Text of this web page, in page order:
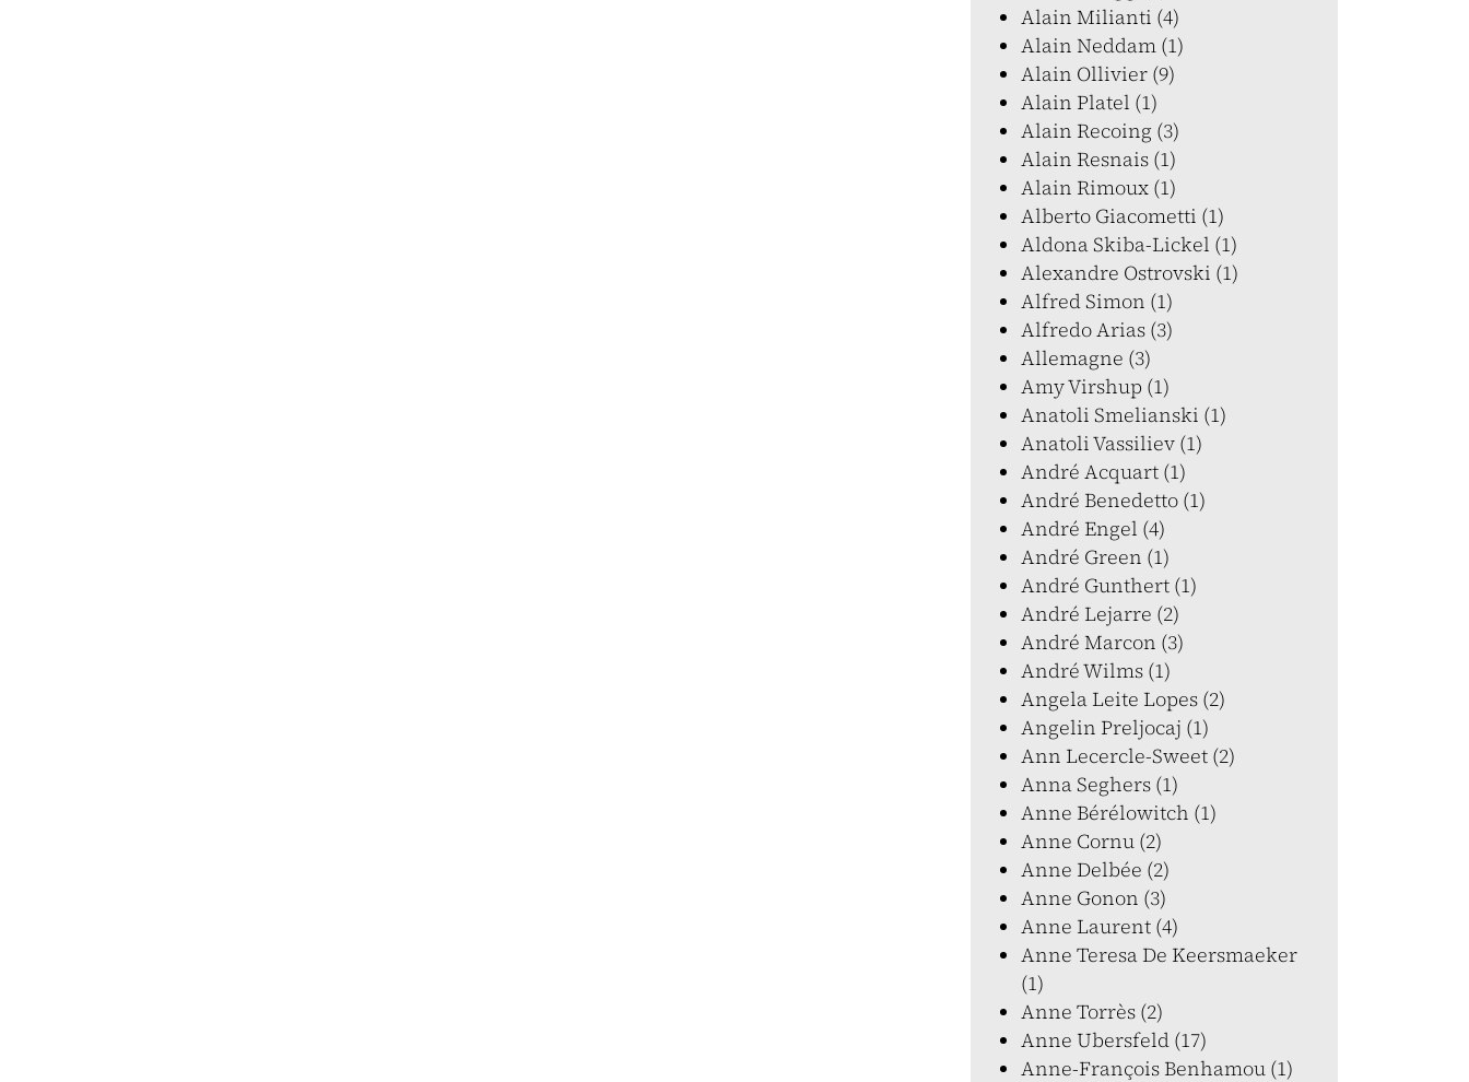
Alain Milianti (4)
Alain Neddam (1)
Alain Ollivier (9)
Alain Platel (1)
Alain Recoing (3)
Alain Resnais (1)
Alain Rimoux (1)
Alberto Giacometti (1)
Aldona Skiba-Lickel (1)
Alexandre Ostrovski (1)
Alfred Simon (1)
Alfredo Arias (3)
Allemagne (3)
Amy Virshup (1)
Anatoli Smelianski (1)
Anatoli Vassiliev (1)
André Acquart (1)
André Benedetto (1)
André Engel (4)
André Green (1)
André Gunthert (1)
André Lejarre (2)
André Marcon (3)
André Wilms (1)
Angela Leite Lopes (2)
Angelin Preljocaj (1)
Ann Lecercle-Sweet (2)
Anna Seghers (1)
Anne Bérélowitch (1)
Anne Cornu (2)
Anne Delbée (2)
Anne Gonon (3)
Anne Laurent (4)
Anne Teresa De Keersmaeker
(1)
Anne Torrès (2)
Anne Ubersfeld (17)
Anne-François Benhamou (1)